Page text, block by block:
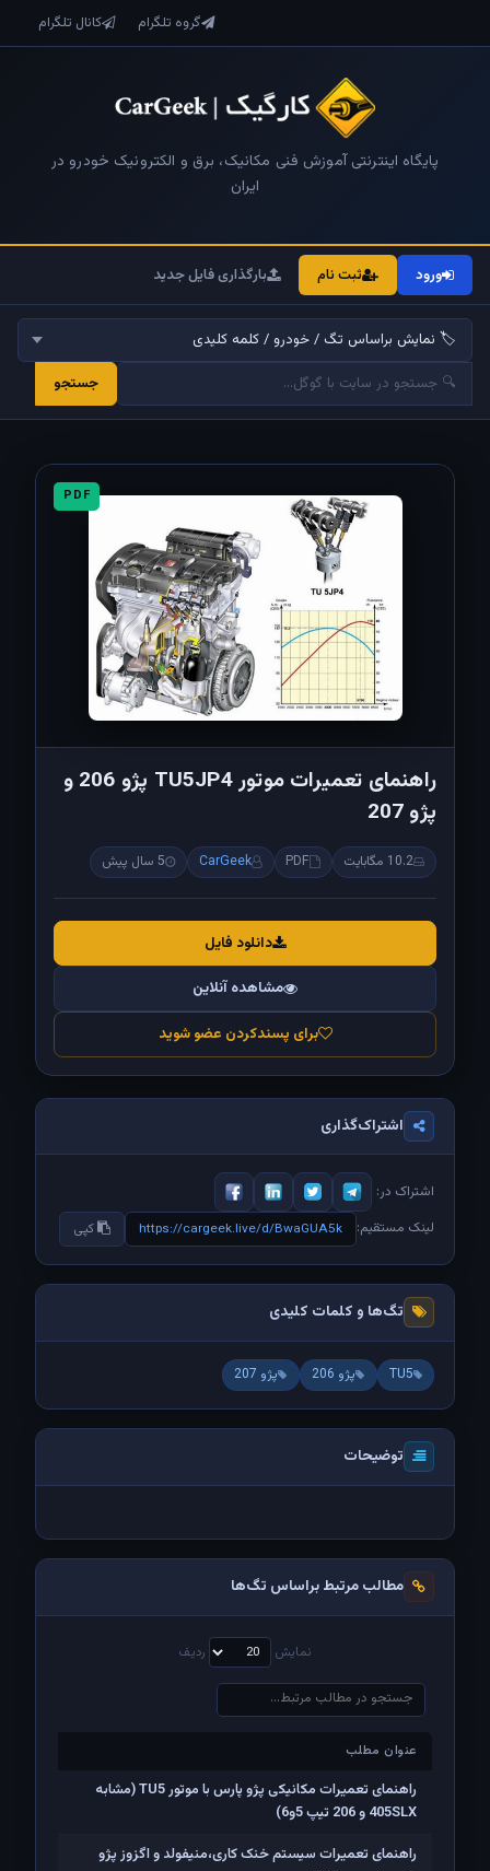
گروه تلگرام کانال تلگرام
پایگاه اینترنتی آموزش فنی مکانیک، برق و الکترونیک خودرو در
ایران
ورود ثبت نام بارگذاری فایل جدید
جستجو
PDF
راهنمای تعمیرات موتور TU5JP4 پژو 206 و
پژو 207
10.2 مگابایت PDF
CarGeek 5 سال پیش
دانلود فایل
مشاهده آنلاین
برای پسندکردن عضو شوید
اشتراک‌گذاری
اشتراک در:
لینک مستقیم: https://cargeek.live/d/BwaGUA5k کپی
تگ‌ها و کلمات کلیدی
TU5 پژو 206 پژو 207
توضیحات
مطالب مرتبط براساس تگ‌ها
نمایش ردیف
عنوان مطلب
عنوان مطلب
راهنمای تعمیرات مکانیکی پژو پارس با موتور TU5 (مشابه
405SLX و 206 تیپ 5و6)
راهنمای تعمیرات سیستم خنک کاری،منیفولد و اگزوز پژو